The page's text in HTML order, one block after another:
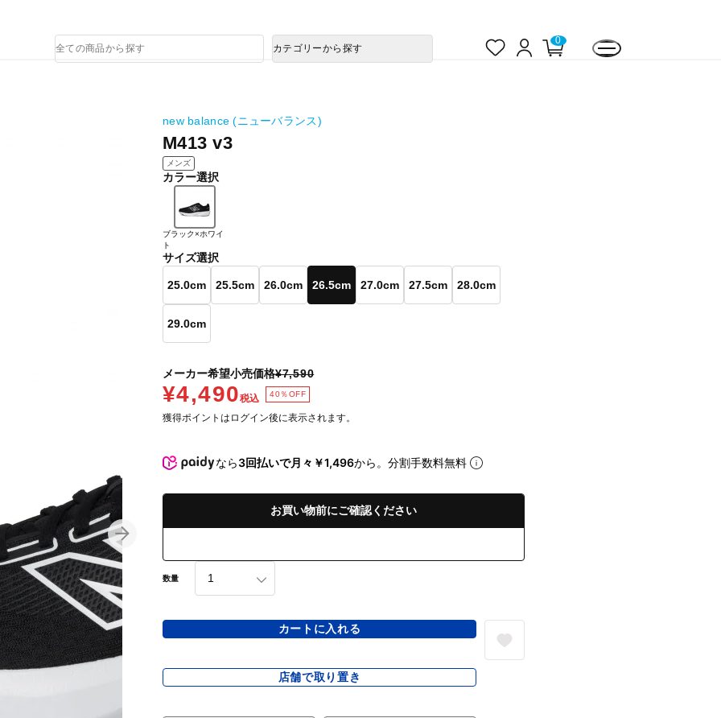
ロ
0
品
検
カテゴリーから探す
new balance (ニューバランス)
M413 v3
メンズ
カラー選択
ブラック×ホワイ
ト
サイズ選択
25.0cm 25.5cm 26.0cm 26.5cm 27.0cm 27.5cm 28.0cm
29.0cm
メーカー希望小売価格¥7,590
¥4,490税込 40％OFF
獲得ポイントはログイン後に表示されます。
なら3回払いで月々￥1,496から。分割手数料無料
お買い物前にご確認ください
数量
カートに入れる
店舗で取り置き